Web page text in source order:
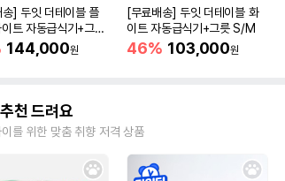
송] 두잇 더테이블 플
트 자동급식기+그릇
144,000원
[무료배송] 두잇 더테이블 화
이트 자동급식기+그릇 S/M
46% 103,000원
천 드려요
를 위한 맞춤 취향 저격 상품